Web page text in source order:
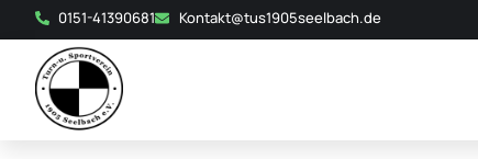
0151-41390681 Kontakt@tus1905seelbach.de